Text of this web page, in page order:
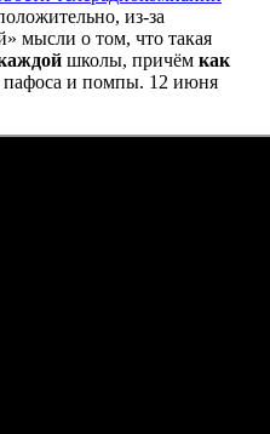
из-за
мысли о том, что такая
школы, причём как
пафоса и помпы. 12 июня